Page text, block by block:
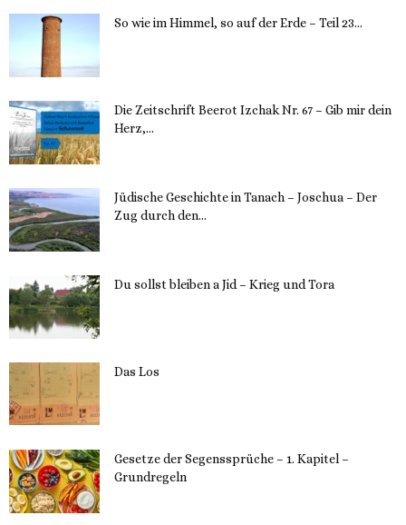
So wie im Himmel, so auf der Erde – Teil 23...
Die Zeitschrift Beerot Izchak Nr. 67 – Gib mir dein
Herz,...
Jüdische Geschichte in Tanach – Joschua – Der
Zug durch den...
Du sollst bleiben a Jid – Krieg und Tora
Das Los
Gesetze der Segenssprüche – 1. Kapitel –
Grundregeln